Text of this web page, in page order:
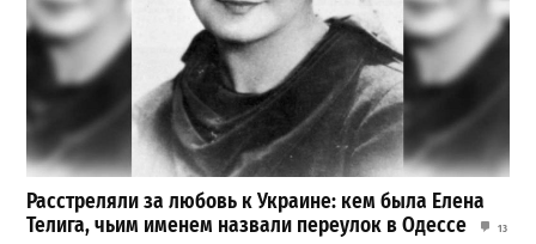
Расстреляли за любовь к Украине: кем была Елена
Телига, чьим именем назвали переулок в Одессе
13